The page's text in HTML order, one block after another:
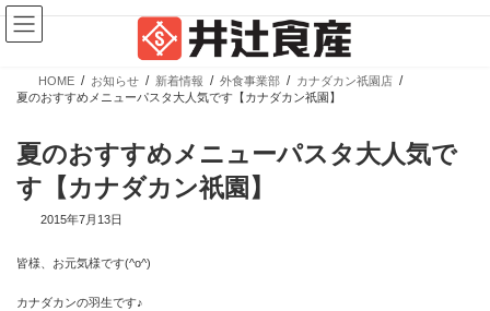
コ
テ
ナ
ゲ
新商品情報
HOME お知らせ 新着情報 外食事業部
カナダカン祇園店
夏のおすすめメニューパスタ大人気です【カナダカン祇園】
夏のおすすめメニューパスタ大人気で
す【カナダカン祇園】
2015年7月13日
皆様、お元気様です(^o^)
カナダカンの羽生です♪